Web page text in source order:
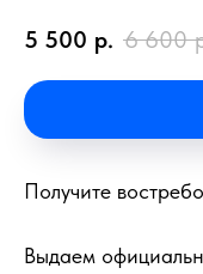
5 500 р. 6 600
Получите
Выдаем